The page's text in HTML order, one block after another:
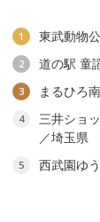
1 東武動物
2 道の駅 童
3 まるひろ
4
三井ショ
／埼玉県
5
西武園ゆ